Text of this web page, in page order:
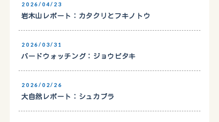
2026/04/23
岩木山レポート：カタクリとフキノトウ
2026/03/31
バードウォッチング：ジョウビタキ
2026/02/26
大自然レポート：シュカブラ